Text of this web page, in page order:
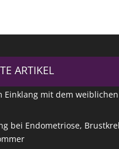
ARTIKEL
Einklang mit dem weiblichen
bei Endometriose,